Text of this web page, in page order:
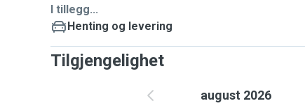
I tillegg...
Henting og levering
Tilgjengelighet
august 2026